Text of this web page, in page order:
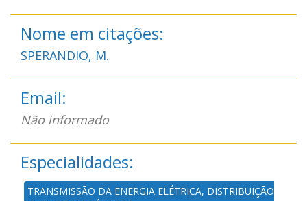
Nome em citações:
SPERANDIO, M.
Email:
Não informado
Especialidades:
TRANSMISSÃO DA ENERGIA ELÉTRICA, DISTRIBUIÇÃO